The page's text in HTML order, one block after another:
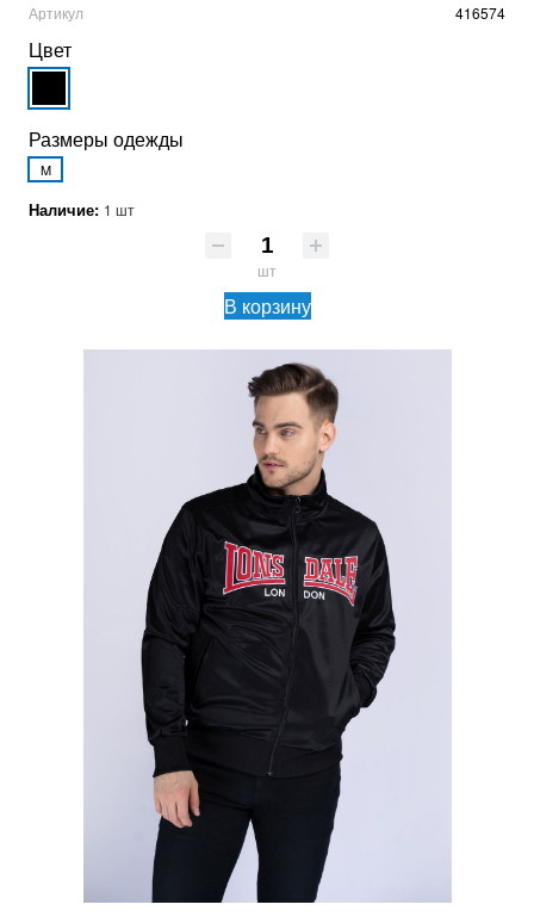
Артикул 416574
Цвет
Размеры одежды
M
Наличие: 1 шт
шт
В корзину